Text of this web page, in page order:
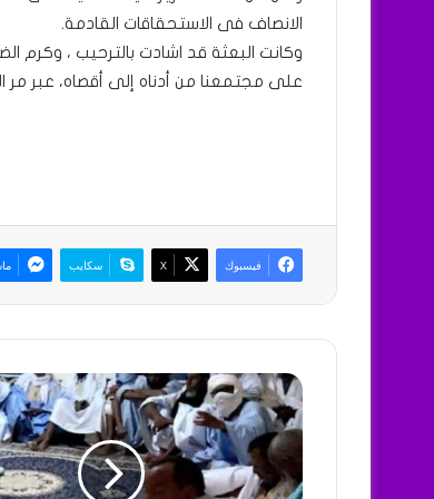
الانصاف فى الاستحقاقات القادمة.
وكانت البعثة قد اشادت بالترحيب ، وكرم
على مجتمعنا من أدناه إلى أقصاه، عبر مر
فيسبوك X سكايب